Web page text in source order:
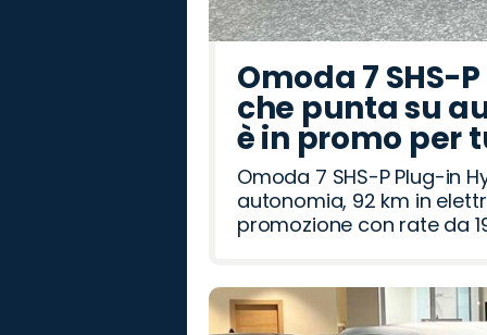
Omoda 7 SHS-
che punta su
è in promo per
Omoda 7 SHS-P Plug-in
autonomia, 92 km in
promozione con rate da